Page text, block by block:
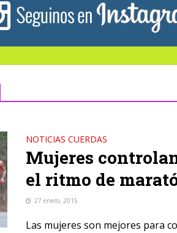
NOTICIAS CUERDAS
Mujeres
el ritmo de
27 enero, 2015
Las mujeres son mejores para